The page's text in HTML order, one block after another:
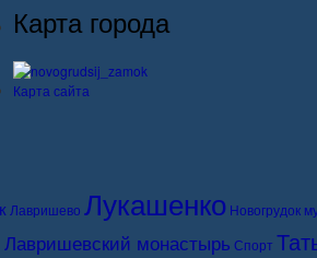
Карта города
Карта сайта
Лавришево Лукашенко Новогрудок
монастырь Спорт